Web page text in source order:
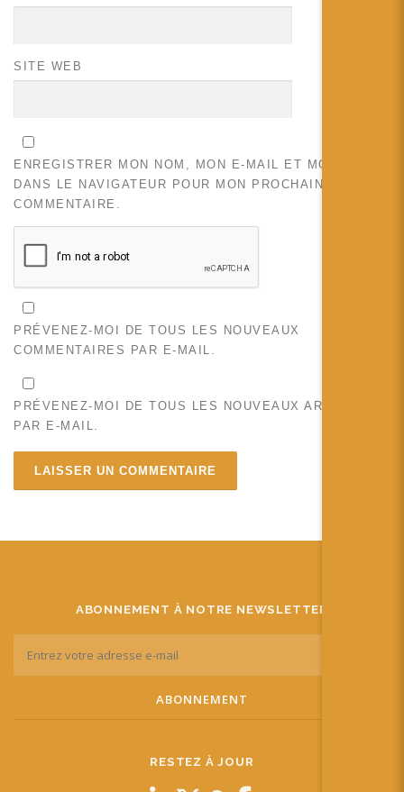
SITE WEB
ENREGISTRER MON NOM, MON E-MAIL ET MON SITE
DANS LE NAVIGATEUR POUR MON PROCHAIN
COMMENTAIRE.
PRÉVENEZ-MOI DE TOUS LES NOUVEAUX
COMMENTAIRES PAR E-MAIL.
PRÉVENEZ-MOI DE TOUS LES NOUVEAUX ARTICLES
PAR E-MAIL.
ABONNEMENT À NOTRE NEWSLETTER
RESTEZ À JOUR